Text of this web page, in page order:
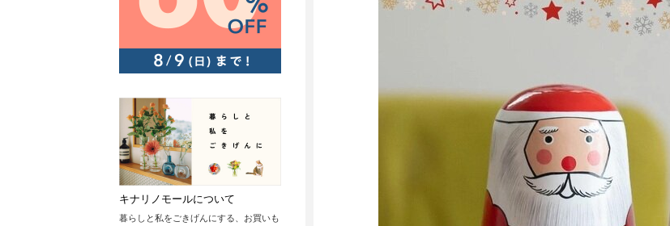
キナリノモールについて
暮らしと私をごきげんにする、お買いも